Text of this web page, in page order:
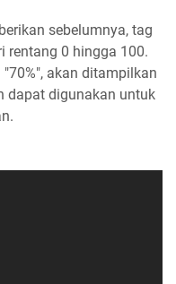
sebelumnya, tag
rentang 0 hingga 100.
akan ditampilkan
dapat digunakan untuk